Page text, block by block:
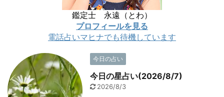
鑑定士 永遠（とわ）
プロフィールを見る
電話占いマヒナでも待機しています
今日の占い
今日の星占い(2026/8/7)
2026/8/3